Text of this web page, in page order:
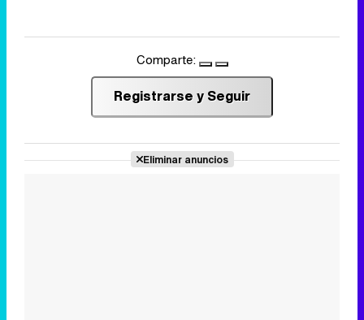
Comparte:
Registrarse y Seguir
Eliminar anuncios